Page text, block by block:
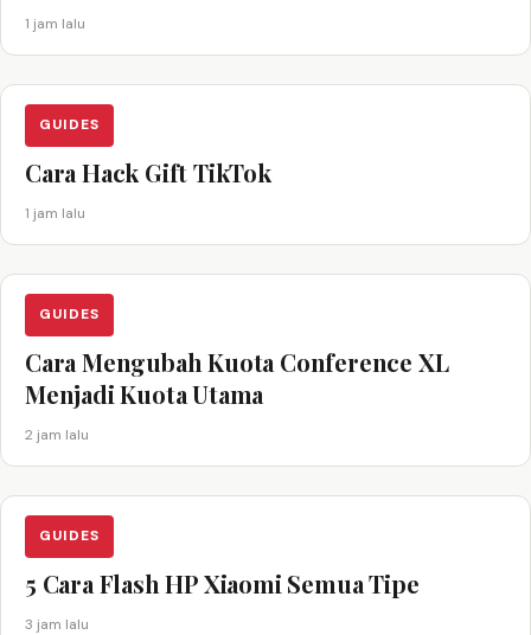
1 jam lalu
GUIDES
Cara Hack Gift TikTok
1 jam lalu
GUIDES
Cara Mengubah Kuota Conference XL
Menjadi Kuota Utama
2 jam lalu
GUIDES
5 Cara Flash HP Xiaomi Semua Tipe
3 jam lalu